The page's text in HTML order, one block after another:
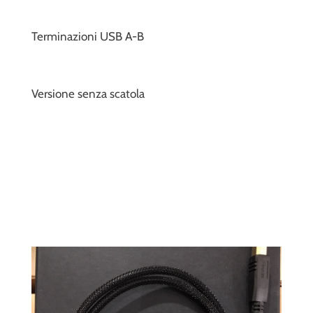
Terminazioni USB A-B
Versione senza scatola